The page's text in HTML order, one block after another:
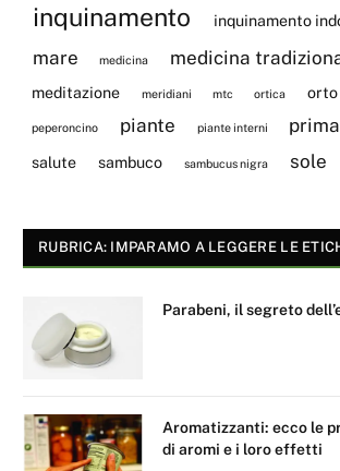
inquinamento inquinamento
mare medicina medicina
meditazione meridiani mtc ortica orto
peperoncino piante piante interni
salute sambuco sambucus nigra sole
RUBRICA: IMPARAMO A LEGGERE LE
Parabeni, il segreto
Aromatizzanti: ecco le
di aromi e i loro effetti